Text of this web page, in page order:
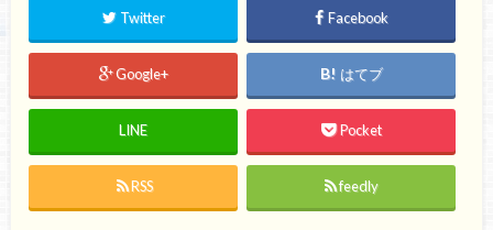
Twitter Facebook
Google+ はてブ
LINE Pocket
RSS feedly